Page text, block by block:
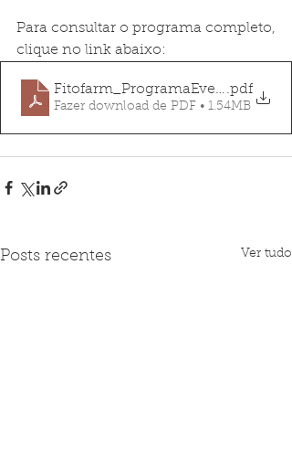
Para consultar o programa completo,
clique no link abaixo:
Fitofarm_ProgramaEventoFinal
.pdf
Fazer download de PDF • 1.54MB
Posts recentes Ver tudo